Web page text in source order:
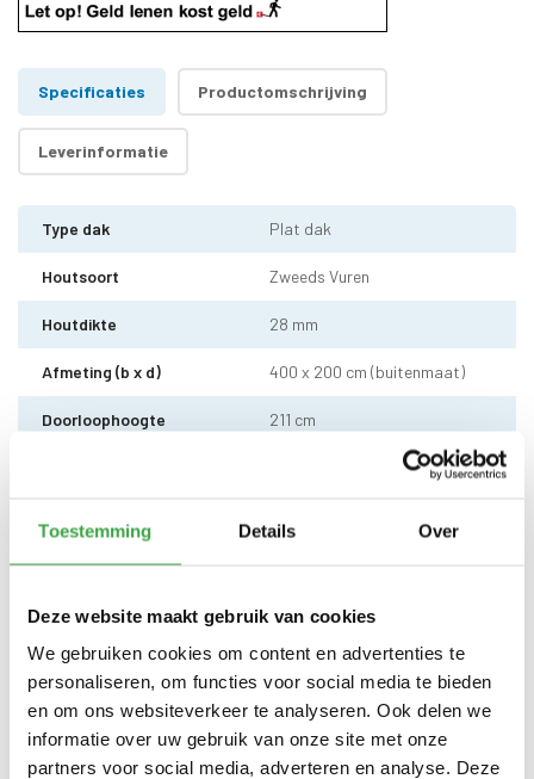
Toestemming Details Over
Deze website maakt gebruik van cookies
We gebruiken cookies om content en advertenties te
personaliseren, om functies voor social media te bieden
en om ons websiteverkeer te analyseren. Ook delen we
informatie over uw gebruik van onze site met onze
partners voor social media, adverteren en analyse. Deze
Specificaties Productomschrijving
Leverinformatie
Type dak Plat dak
Houtsoort Zweeds Vuren
Houtdikte 28 mm
Afmeting (b x d) 400 x 200 cm (buitenmaat)
Doorloophoogte 211 cm
Dakmaat (b x d)
Sleufpaal 12 x 12 cm - 4 stuks
Dakhout 18 mm vuren dakhout
Dakbedekking
EPDM uit 1 stuk geleverd incl.
kit, dakdoorvoer en regenpijp
tot aan maaiveld - 10 jaar
garantie